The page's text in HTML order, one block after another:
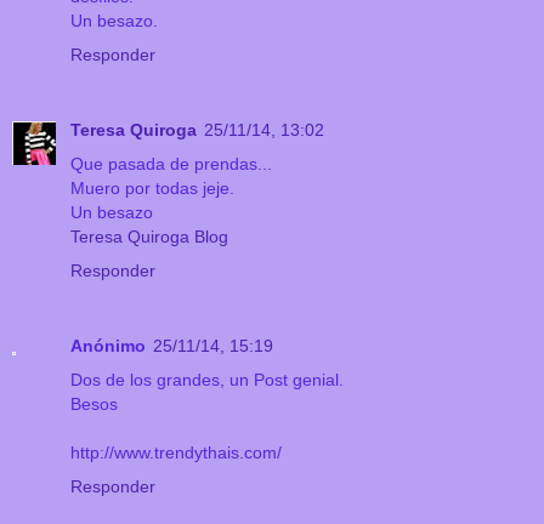
Un besazo.
Responder
Teresa Quiroga 25/11/14, 13:02
Que pasada de prendas...
Muero por todas jeje.
Un besazo
Teresa Quiroga Blog
Responder
Anónimo 25/11/14, 15:19
Dos de los grandes, un Post genial.
Besos
http://www.trendythais.com/
Responder